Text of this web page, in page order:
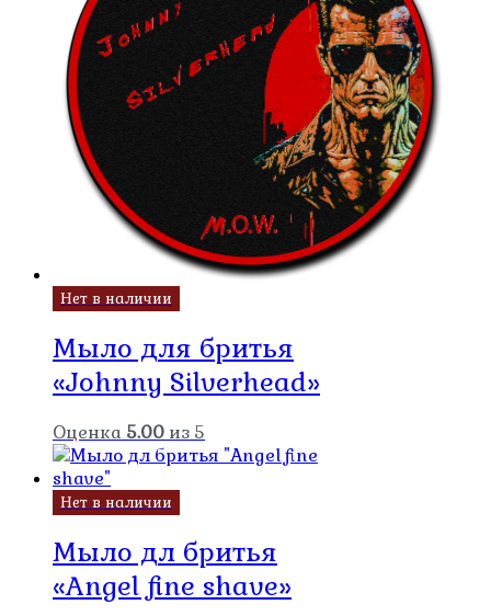
Нет в наличии
Мыло для бритья
«Johnny Silverhead»
Оценка 5.00 из 5
Нет в наличии
Мыло дл бритья
«Angel fine shave»